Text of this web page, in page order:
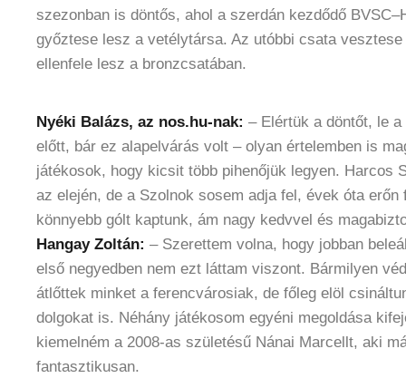
szezonban is döntős, ahol a szerdán kezdődő
győztese lesz a vetélytársa. Az utóbbi csata
ellenfele lesz a bronzcsatában.
Nyéki Balázs, az nos.hu-nak: – Elértük a döntőt, le
előtt, bár ez alapelvárás volt – olyan értelemben is
játékosok, hogy kicsit több pihenőjük legyen. Harcos
az elején, de a Szolnok sosem adja fel, évek óta
könnyebb gólt kaptunk, ám nagy kedvvel és
Hangay Zoltán: – Szerettem volna, hogy jobban
első negyedben nem ezt láttam viszont. Bármilyen
átlőttek minket a ferencvárosiak, de főleg elöl
dolgokat is. Néhány játékosom egyéni megoldása
kiemelném a 2008-as születésű Nánai Marcellt, aki
fantasztikusan.